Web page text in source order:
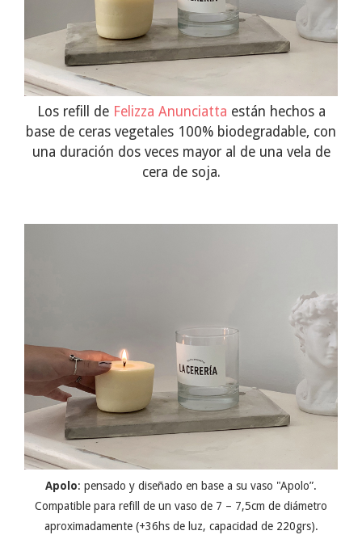
Los refill de Felizza Anunciatta están hechos a
base de ceras vegetales 100% biodegradable, con
una duración dos veces mayor al de una vela de
cera de soja.
Apolo: pensado y diseñado en base a su vaso "Apolo”.
Compatible para refill de un vaso de 7 – 7,5cm de diámetro
aproximadamente (+36hs de luz, capacidad de 220grs).